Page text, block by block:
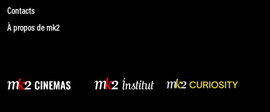
Contacts
À propos de mk2